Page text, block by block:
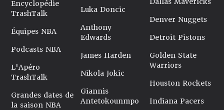
Encyclopédie
TrashTalk
Équipes NBA
Podcasts NBA
L'Apéro
TrashTalk
Grandes dates de
la saison NBA
Luka Doncic
Anthony
Edwards
James Harden
Nikola Jokic
Giannis
Antetokounmpo
Denver Nuggets
Detroit Pistons
Golden State
Warriors
Houston Rockets
Indiana Pacers